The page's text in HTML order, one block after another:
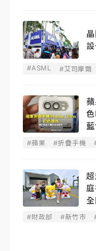
#ASML #艾司摩爾
#蘋果 #折疊手機
#財政部 #新竹市